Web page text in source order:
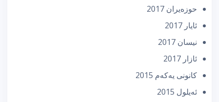
حوزه‌یران 2017
ئایار 2017
نیسان 2017
ئازار 2017
كانونی یه‌كه‌م 2015
ئه‌یلول 2015